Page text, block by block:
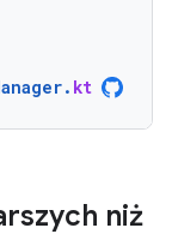
. kt
niż